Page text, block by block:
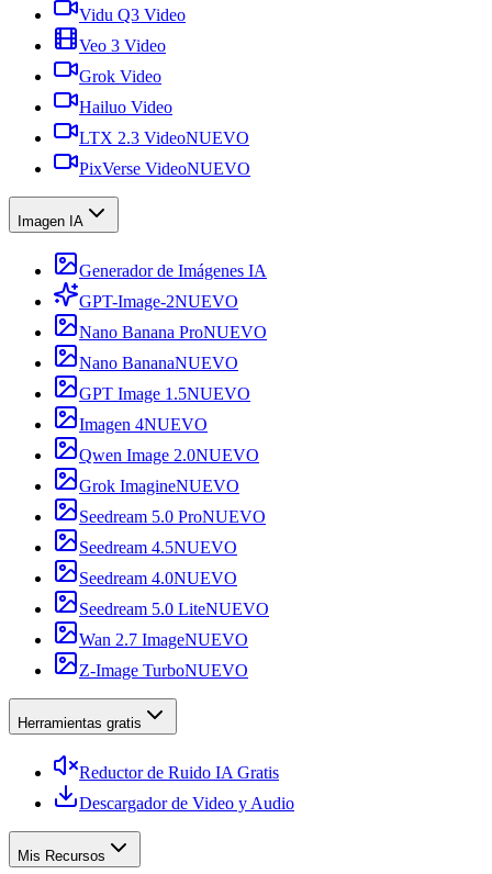
Vidu Q3 Video
Veo 3 Video
Grok Video
Hailuo Video
LTX 2.3 VideoNUEVO
PixVerse VideoNUEVO
Imagen IA
Generador de Imágenes IA
GPT-Image-2NUEVO
Nano Banana ProNUEVO
Nano BananaNUEVO
GPT Image 1.5NUEVO
Imagen 4NUEVO
Qwen Image 2.0NUEVO
Grok ImagineNUEVO
Seedream 5.0 ProNUEVO
Seedream 4.5NUEVO
Seedream 4.0NUEVO
Seedream 5.0 LiteNUEVO
Wan 2.7 ImageNUEVO
Z-Image TurboNUEVO
Herramientas gratis
Reductor de Ruido IA Gratis
Descargador de Video y Audio
Mis Recursos